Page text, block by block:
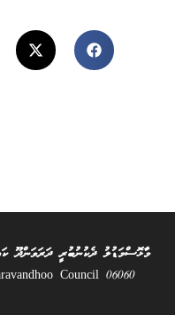
މާޅޮސްމަޑުލު ދެކުނުބުރީ ދަރަވަންދޫ
06060 All Rights Reserved @ 2025 Dharavandhoo Council